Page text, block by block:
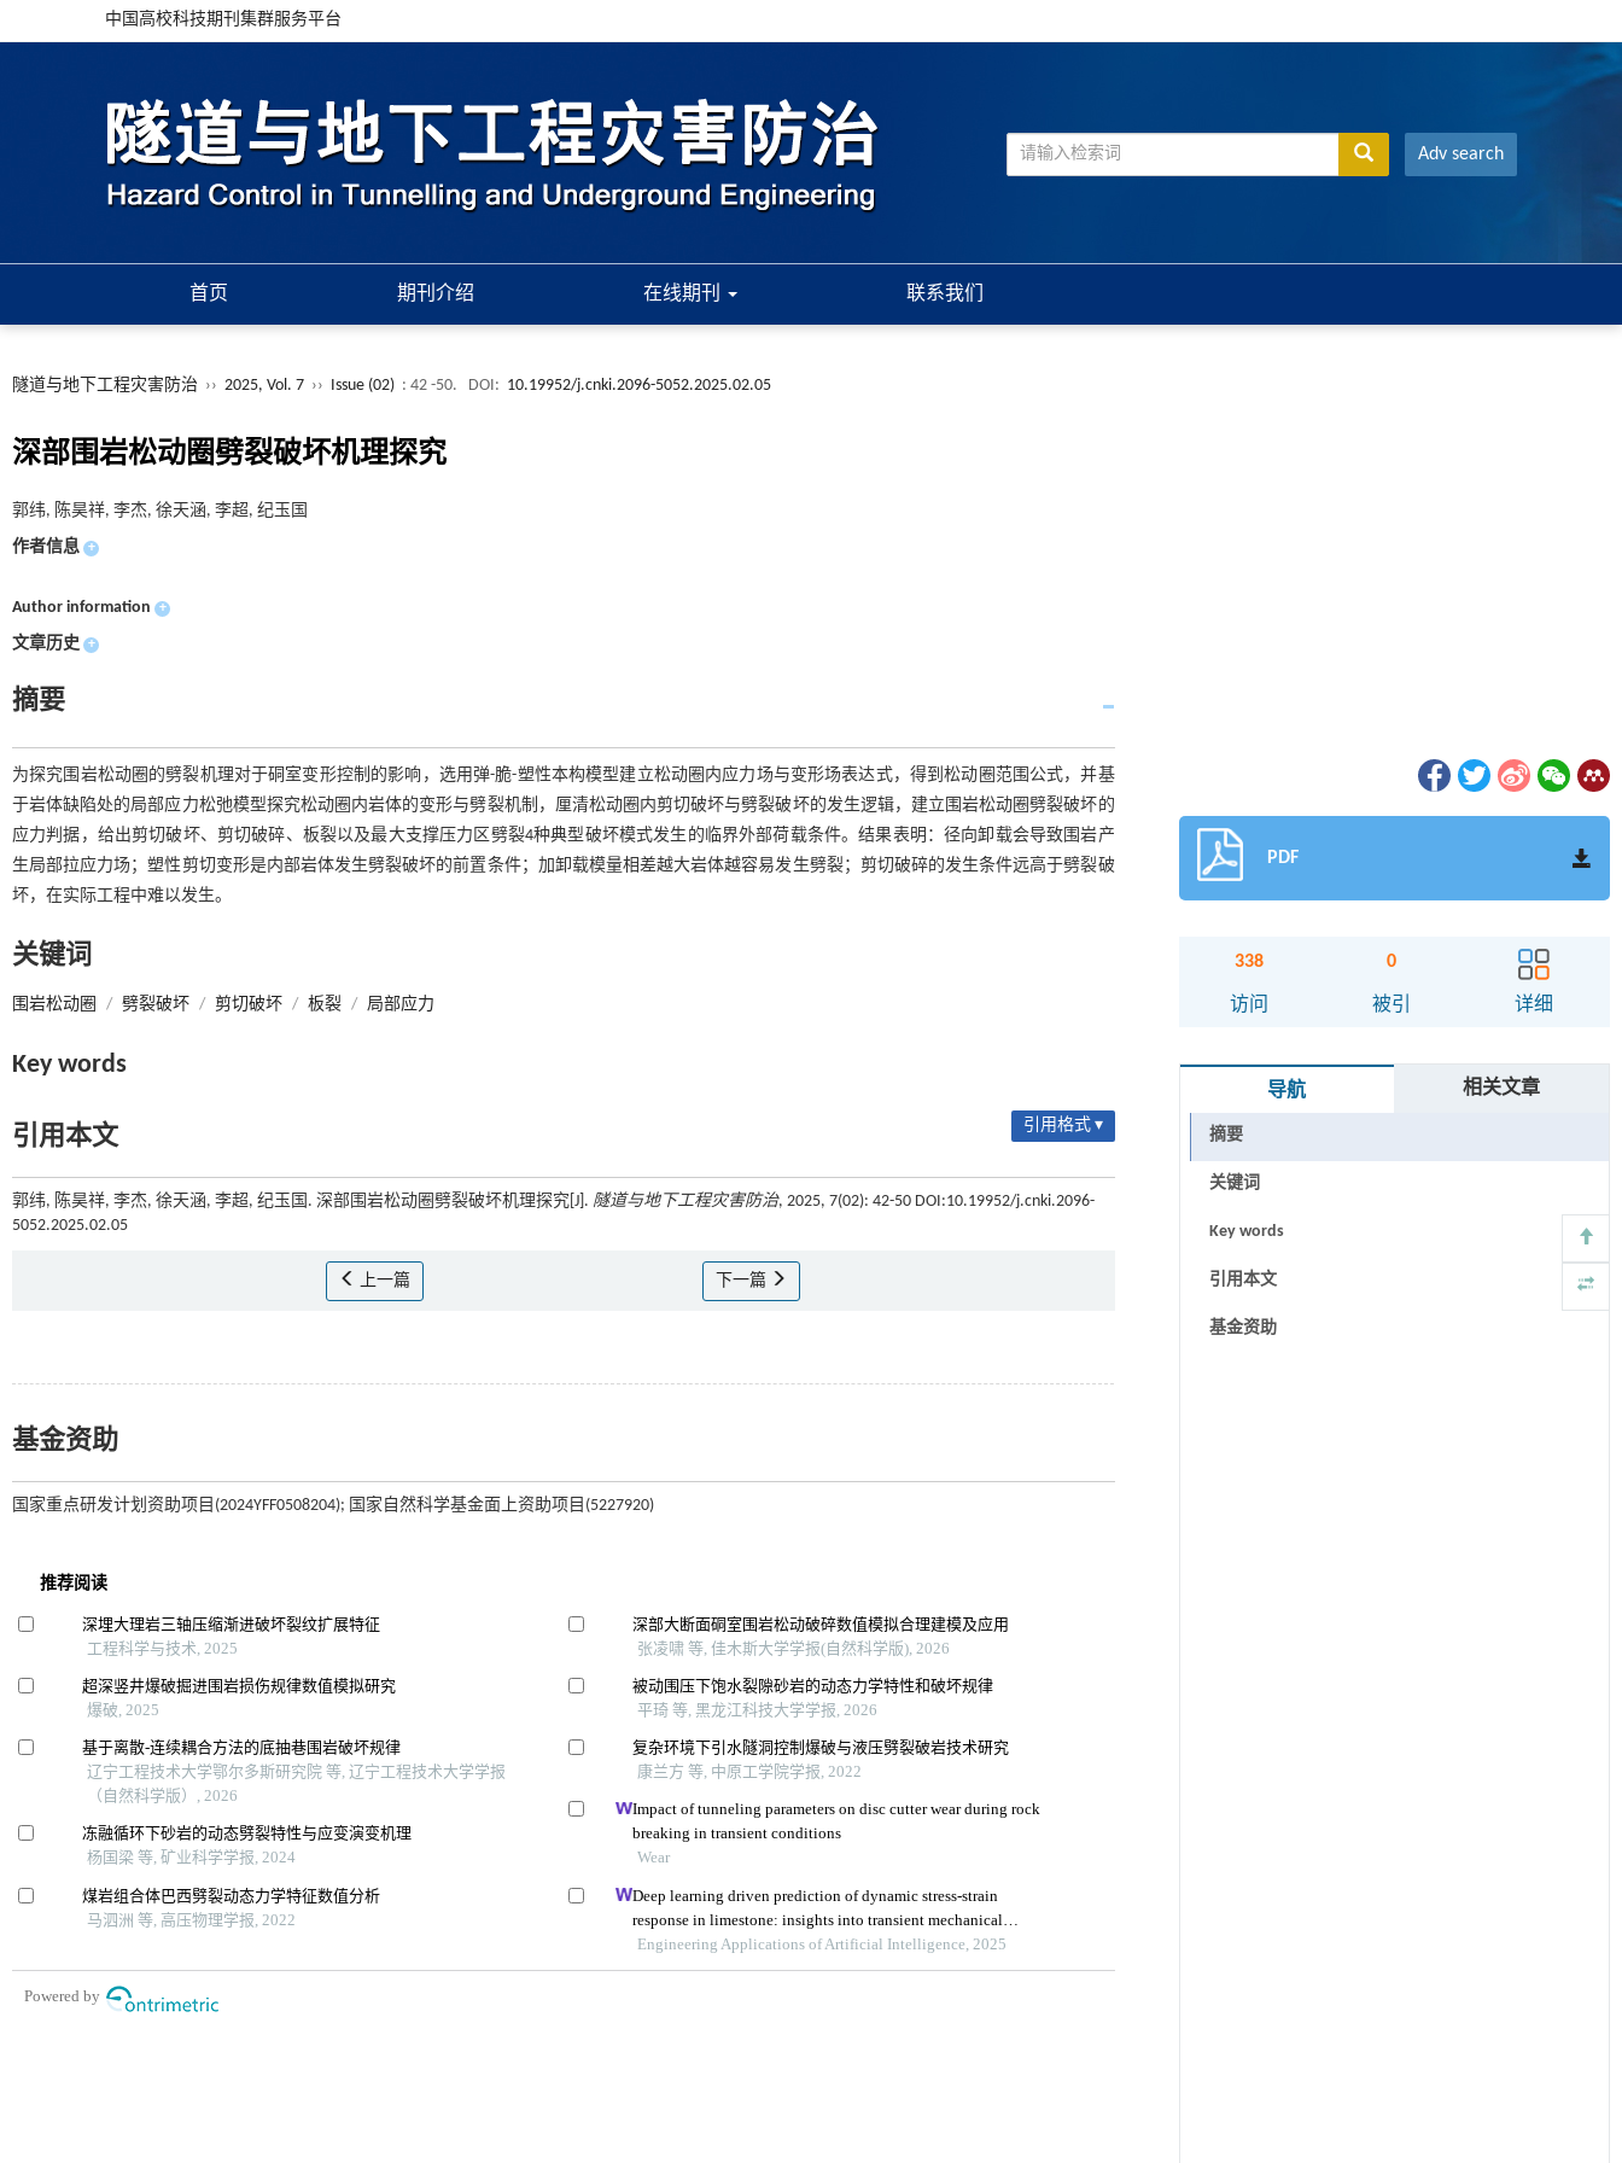
中国高校科技期刊集群服务平台
Adv search
首页 期刊介绍 在线期刊 联系我们
隧道与地下工程灾害防治 ›› 2025, Vol. 7 ›› Issue (02) : 42 -50. DOI: 10.19952/j.cnki.2096-5052.2025.02.05
深部围岩松动圈劈裂破坏机理探究
郭纬, 陈昊祥, 李杰, 徐天涵, 李超, 纪玉国
作者信息 +
Author information +
文章历史 +
摘要
为探究围岩松动圈的劈裂机理对于硐室变形控制的影响，选用弹-脆-塑性本构模型建立松动圈内应力场与变形场表达式，得到松动圈范围公式，并基
于岩体缺陷处的局部应力松弛模型探究松动圈内岩体的变形与劈裂机制，厘清松动圈内剪切破坏与劈裂破坏的发生逻辑，建立围岩松动圈劈裂破坏的
应力判据，给出剪切破坏、剪切破碎、板裂以及最大支撑压力区劈裂4种典型破坏模式发生的临界外部荷载条件。结果表明：径向卸载会导致围岩产
生局部拉应力场；塑性剪切变形是内部岩体发生劈裂破坏的前置条件；加卸载模量相差越大岩体越容易发生劈裂；剪切破碎的发生条件远高于劈裂破
坏，在实际工程中难以发生。
关键词
围岩松动圈 / 劈裂破坏 / 剪切破坏 / 板裂 / 局部应力
Key words
引用本文 引用格式 ▾
郭纬, 陈昊祥, 李杰, 徐天涵, 李超, 纪玉国. 深部围岩松动圈劈裂破坏机理探究[J]. 隧道与地下工程灾害防治, 2025, 7(02): 42-50 DOI:10.19952/j.cnki.2096-
5052.2025.02.05
上一篇 下一篇
基金资助
国家重点研发计划资助项目(2024YFF0508204); 国家自然科学基金面上资助项目(5227920)
PDF
338
访问
0
被引 详细
导航 相关文章
摘要
关键词
Key words
引用本文
基金资助